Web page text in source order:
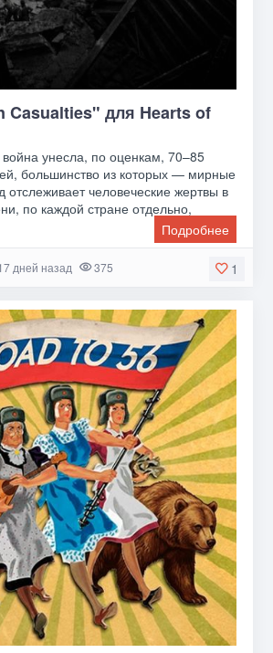
для Hearts of
унесла, по оценкам, 70–85
большинство из которых — мирные
отслеживает человеческие жертвы в
по каждой стране отдельно,
Подробнее
1
дней назад 375